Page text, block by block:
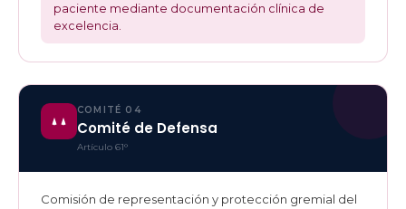
paciente mediante documentación clínica de
excelencia.
COMITÉ 04
Comité de Defensa
Artículo 61°
Comisión de representación y protección gremial del